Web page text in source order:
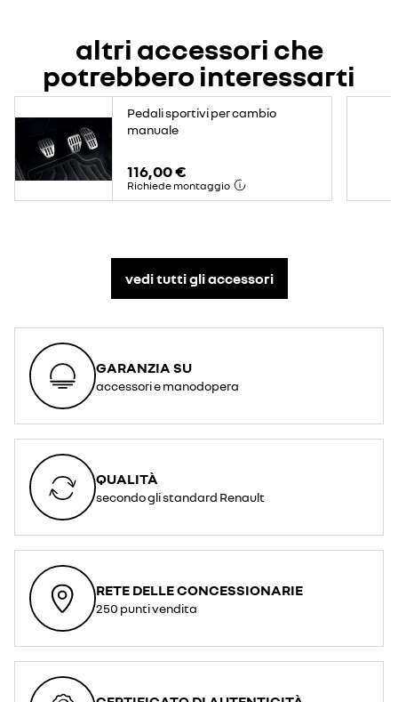
altri accessori che
potrebbero interessarti
Pedali sportivi per cambio
manuale
116,00 €
Richiede montaggio
vedi tutti gli accessori​
GARANZIA SU
accessori e manodopera
QUALITÀ
secondo gli standard Renault
RETE DELLE CONCESSIONARIE
250 punti vendita